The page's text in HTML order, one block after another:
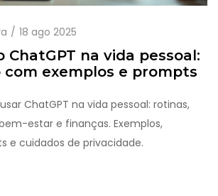
18 ago 2025
ChatGPT na vida pessoal:
exemplos e prompts
ChatGPT na vida pessoal: rotinas,
estar e finanças. Exemplos,
e cuidados de privacidade.